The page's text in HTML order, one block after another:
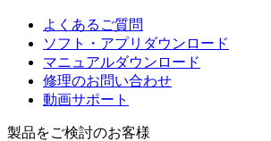
よくあるご質問
ソフト・アプリダウンロード
マニュアルダウンロード
修理のお問い合わせ
動画サポート
製品をご検討のお客様